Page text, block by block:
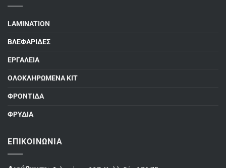
LAMINATION
ΒΛΕΦΑΡΙΔΕΣ
ΕΡΓΑΛΕΙΑ
ΟΛΟΚΛΗΡΩΜΕΝΑ ΚΙΤ
ΦΡΟΝΤΙΔΑ
ΦΡΥΔΙΑ
ΕΠΙΚΟΙΝΩΝΊΑ